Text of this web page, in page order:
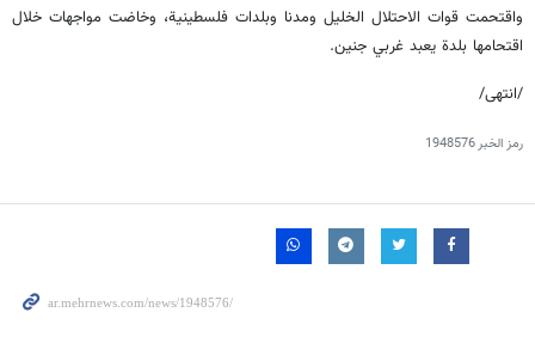
واقتحمت قوات الاحتلال الخليل ومدنا وبلدات فلسطينية، وخاضت مواجهات خلال
اقتحامها بلدة يعبد غربي جنين.
/انتهى/
رمز الخبر1948576